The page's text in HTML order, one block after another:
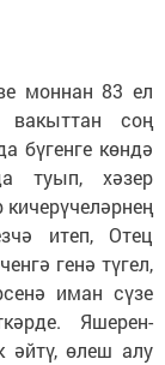
моннан 83 ел
соң
бүгенге көндә
туып, хәзер
итеп, Отец
генә түгел,
иман сүзе
Яшерен-
әйтү, өлеш алу